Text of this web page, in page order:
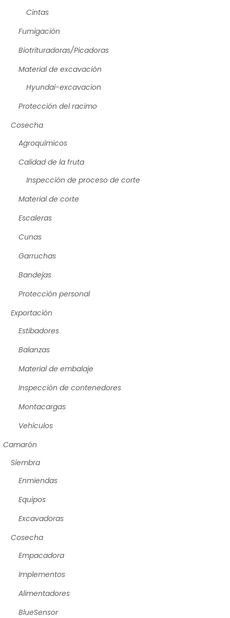
Cintas
Fumigación
Biotrituradoras/Picadoras
Material de excavación
Hyundai-excavacion
Protección del racimo
Cosecha
Agroquímicos
Calidad de la fruta
Inspección de proceso de corte
Material de corte
Escaleras
Cunas
Garruchas
Bandejas
Protección personal
Exportación
Estibadores
Balanzas
Material de embalaje
Inspección de contenedores
Montacargas
Vehículos
Camarón
Siembra
Enmiendas
Equipos
Excavadoras
Cosecha
Empacadora
Implementos
Alimentadores
BlueSensor